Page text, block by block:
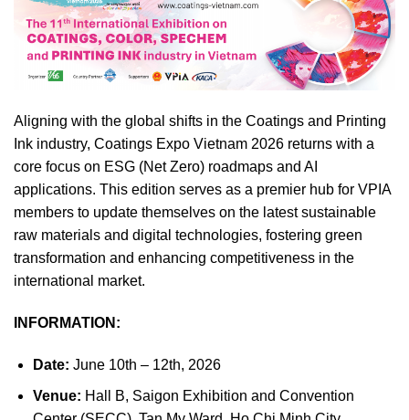
Aligning with the global shifts in the Coatings and Printing
Ink industry, Coatings Expo Vietnam 2026 returns with a
core focus on ESG (Net Zero) roadmaps and AI
applications. This edition serves as a premier hub for VPIA
members to update themselves on the latest sustainable
raw materials and digital technologies, fostering green
transformation and enhancing competitiveness in the
international market.
INFORMATION:
Date: June 10th – 12th, 2026
Venue: Hall B, Saigon Exhibition and Convention